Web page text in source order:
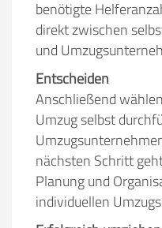
benötigte
direkt zwischen
und
Entscheiden
Anschließend
Umzug selbst
nächsten Schritt
Planung und
individuellen